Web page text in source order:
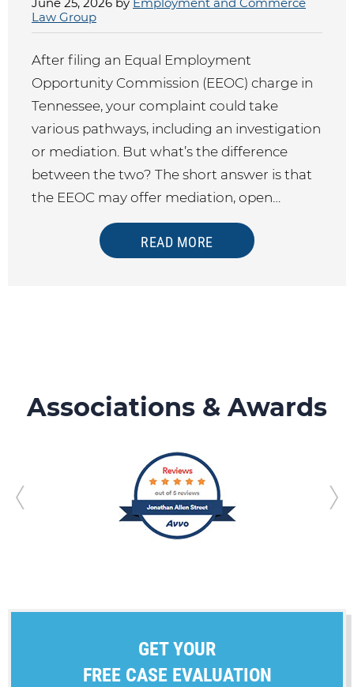
Law Group
After filing an Equal Employment
Opportunity Commission (EEOC) charge in
Tennessee, your complaint could take
various pathways, including an investigation
or mediation. But what’s the difference
between the two? The short answer is that
the EEOC may offer mediation, open…
READ MORE
Associations & Awards
GET YOUR
FREE CASE EVALUATION